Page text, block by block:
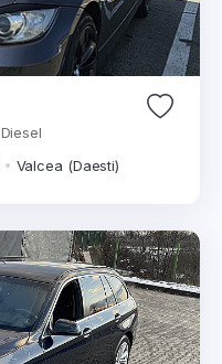
Diesel
Valcea (Daesti)